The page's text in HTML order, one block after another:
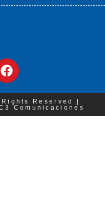
Reserved |
Comunicaciones